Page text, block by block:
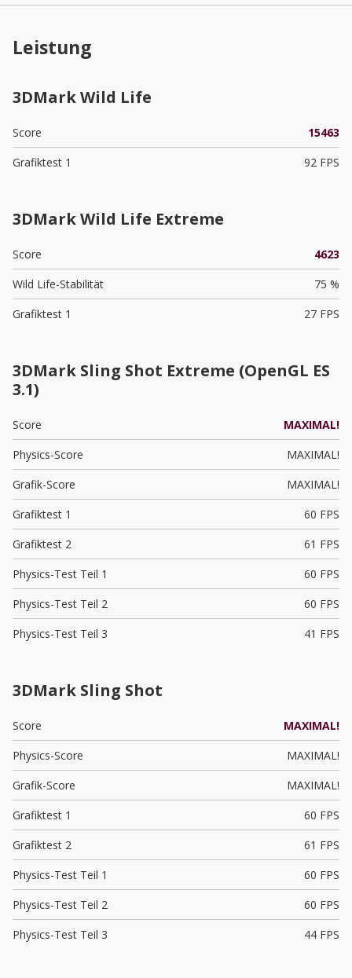
Leistung
3DMark Wild Life
Score
15463
Grafiktest 1
92 FPS
3DMark Wild Life Extreme
Score
4623
Wild Life-Stabilität
75 %
Grafiktest 1
27 FPS
3DMark Sling Shot Extreme (OpenGL ES
3.1)
Score
MAXIMAL!
Physics-Score
MAXIMAL!
Grafik-Score
MAXIMAL!
Grafiktest 1
60 FPS
Grafiktest 2
61 FPS
Physics-Test Teil 1
60 FPS
Physics-Test Teil 2
60 FPS
Physics-Test Teil 3
41 FPS
3DMark Sling Shot
Score
MAXIMAL!
Physics-Score
MAXIMAL!
Grafik-Score
MAXIMAL!
Grafiktest 1
60 FPS
Grafiktest 2
61 FPS
Physics-Test Teil 1
60 FPS
Physics-Test Teil 2
60 FPS
Physics-Test Teil 3
44 FPS